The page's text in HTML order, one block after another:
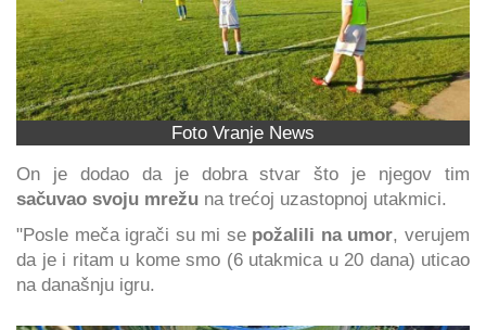
Foto Vranje News
On je dodao da je dobra stvar što je njegov tim
sačuvao svoju mrežu na trećoj uzastopnoj utakmici.
"Posle meča igrači su mi se požalili na umor, verujem
da je i ritam u kome smo (6 utakmica u 20 dana) uticao
na današnju igru.